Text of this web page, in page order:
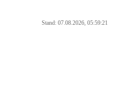
Stand: 07.08.2026, 05:59:21